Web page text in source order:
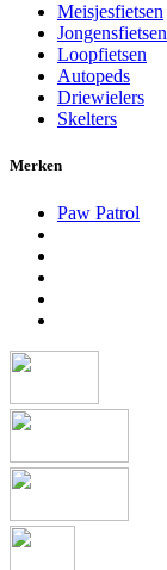
Meisjesfietsen
Jongensfietsen
Loopfietsen
Autopeds
Driewielers
Skelters
Merken
Paw Patrol